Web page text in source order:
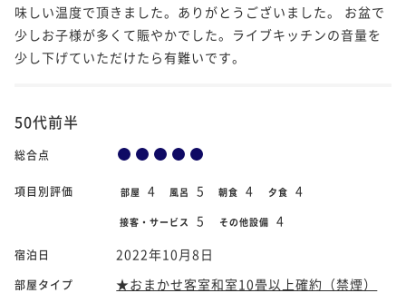
味しい温度で頂きました。ありがとうございました。 お盆で
少しお子様が多くて賑やかでした。ライブキッチンの音量を
少し下げていただけたら有難いです。
50代前半
総合点
項目別評価 部屋 4 風呂 5 朝食 4 夕食 4
接客・サービス 5 その他設備 4
宿泊日 2022年10月8日
部屋タイプ
★おまかせ客室和室10畳以上確約（禁煙）